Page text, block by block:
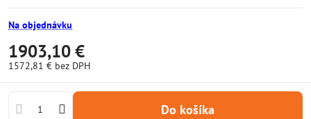
Na objednávku
1903,10 €
1572,81 € bez DPH
Do košíka